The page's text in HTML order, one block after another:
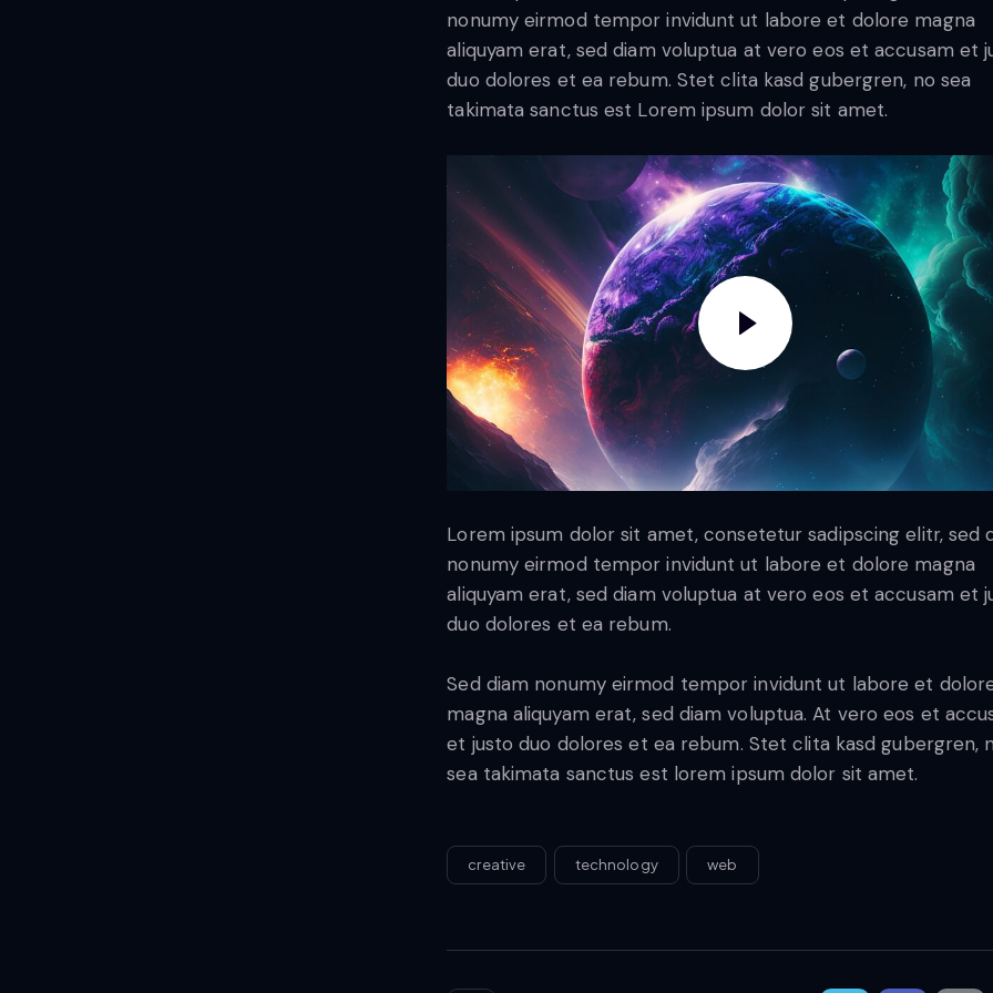
nonumy eirmod tempor invidunt ut labore et dolore magna
aliquyam erat, sed diam voluptua at vero eos et accusam et
duo dolores et ea rebum. Stet clita kasd gubergren, no sea
takimata sanctus est Lorem ipsum dolor sit amet.
Lorem ipsum dolor sit amet, consetetur sadipscing elitr, sed
nonumy eirmod tempor invidunt ut labore et dolore magna
aliquyam erat, sed diam voluptua at vero eos et accusam et
duo dolores et ea rebum.
Sed diam nonumy eirmod tempor invidunt ut labore et
magna aliquyam erat, sed diam voluptua. At vero eos et
et justo duo dolores et ea rebum. Stet clita kasd gubergren,
sea takimata sanctus est lorem ipsum dolor sit amet.
creative technology web